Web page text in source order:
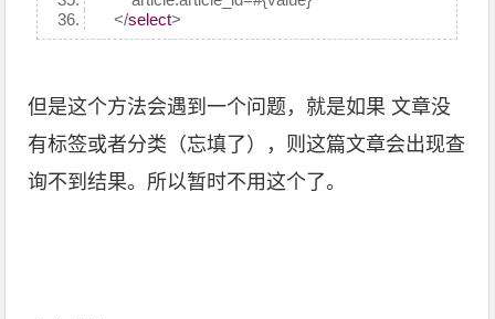
</select>
但是这个方法会遇到一个问题，就是如果 文章没
有标签或者分类（忘填了），则这篇文章会出现查
询不到结果。所以暂时不用这个了。